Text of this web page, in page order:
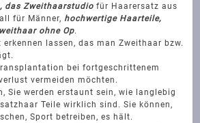
das Zweithaarstudiofür Haarersatz aus
für Männer, hochwertige Haarteile,
ohne Op.
lassen, das man Zweithaar bzw.
bei fortgeschrittenem
vermeiden möchten.
Sie werden erstaunt sein, wie langlebig
Teile wirklich sind. Sie können,
Sport betreiben, es hält.